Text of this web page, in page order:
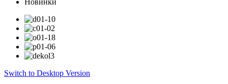
Новинки
Switch to Desktop Version